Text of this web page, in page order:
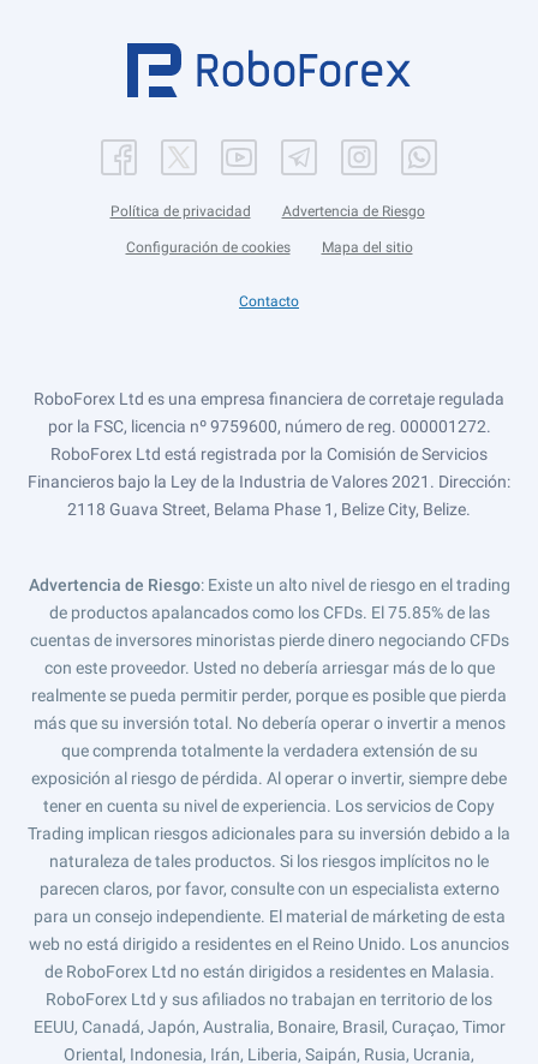
Política de privacidad Advertencia de Riesgo
Configuración de cookies Mapa del sitio
Contacto
RoboForex Ltd es una empresa financiera de corretaje regulada
por la FSC, licencia nº 9759600, número de reg. 000001272.
RoboForex Ltd está registrada por la Comisión de Servicios
Financieros bajo la Ley de la Industria de Valores 2021. Dirección:
2118 Guava Street, Belama Phase 1, Belize City, Belize.
Advertencia de Riesgo: Existe un alto nivel de riesgo en el trading
de productos apalancados como los CFDs. El 75.85% de las
cuentas de inversores minoristas pierde dinero negociando CFDs
con este proveedor. Usted no debería arriesgar más de lo que
realmente se pueda permitir perder, porque es posible que pierda
más que su inversión total. No debería operar o invertir a menos
que comprenda totalmente la verdadera extensión de su
exposición al riesgo de pérdida. Al operar o invertir, siempre debe
tener en cuenta su nivel de experiencia. Los servicios de Copy
Trading implican riesgos adicionales para su inversión debido a la
naturaleza de tales productos. Si los riesgos implícitos no le
parecen claros, por favor, consulte con un especialista externo
para un consejo independiente. El material de márketing de esta
web no está dirigido a residentes en el Reino Unido. Los anuncios
de RoboForex Ltd no están dirigidos a residentes en Malasia.
RoboForex Ltd y sus afiliados no trabajan en territorio de los
EEUU, Canadá, Japón, Australia, Bonaire, Brasil, Curaçao, Timor
Oriental, Indonesia, Irán, Liberia, Saipán, Rusia, Ucrania,